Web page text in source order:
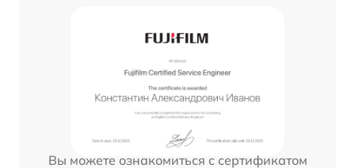
Вы можете ознакомиться с сертификатом